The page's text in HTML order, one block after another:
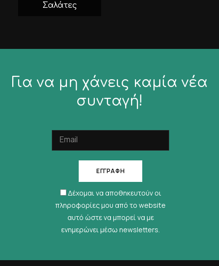
Σαλάτες
Για να μη χάνεις καμία νέα
συνταγή!
Δέχομαι να αποθηκευτούν οι
πληροφορίες μου από το website
αυτό ώστε να μπορεί να με
ενημερώνει μέσω newsletters.